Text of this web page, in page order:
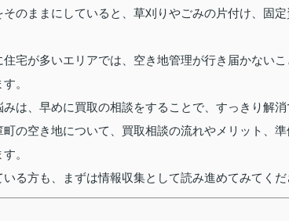
のままにしていると、草刈りやごみの片付け、固
宅が多いエリアでは、空き地管理が行き届かない
。
は、早めに買取の相談をすることで、すっきり解消
町の空き地について、買取相談の流れやメリット、
。
る方も、まずは情報収集として読み進めてみてくだ